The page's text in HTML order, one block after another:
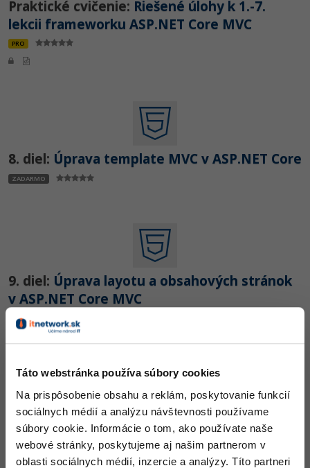
Táto webstránka používa súbory cookies
Na prispôsobenie obsahu a reklám, poskytovanie funkcií
sociálnych médií a analýzu návštevnosti používame
súbory cookie. Informácie o tom, ako používate naše
webové stránky, poskytujeme aj našim partnerom v
oblasti sociálnych médií, inzercie a analýzy. Títo partneri
Praktické cvičenie: Riešené úlohy k 1.-7.
lekcii frameworku ASP.NET Core MVC
PRO
8. diel: Úprava template MVC v ASP.NET Core
ZADARMO
9. diel: Úprava layotu a obsahových stránok
v ASP.NET Core MVC
ZADARMO
10. diel:Scaffolding a Entity Framework v
ASP.NET Core MVC